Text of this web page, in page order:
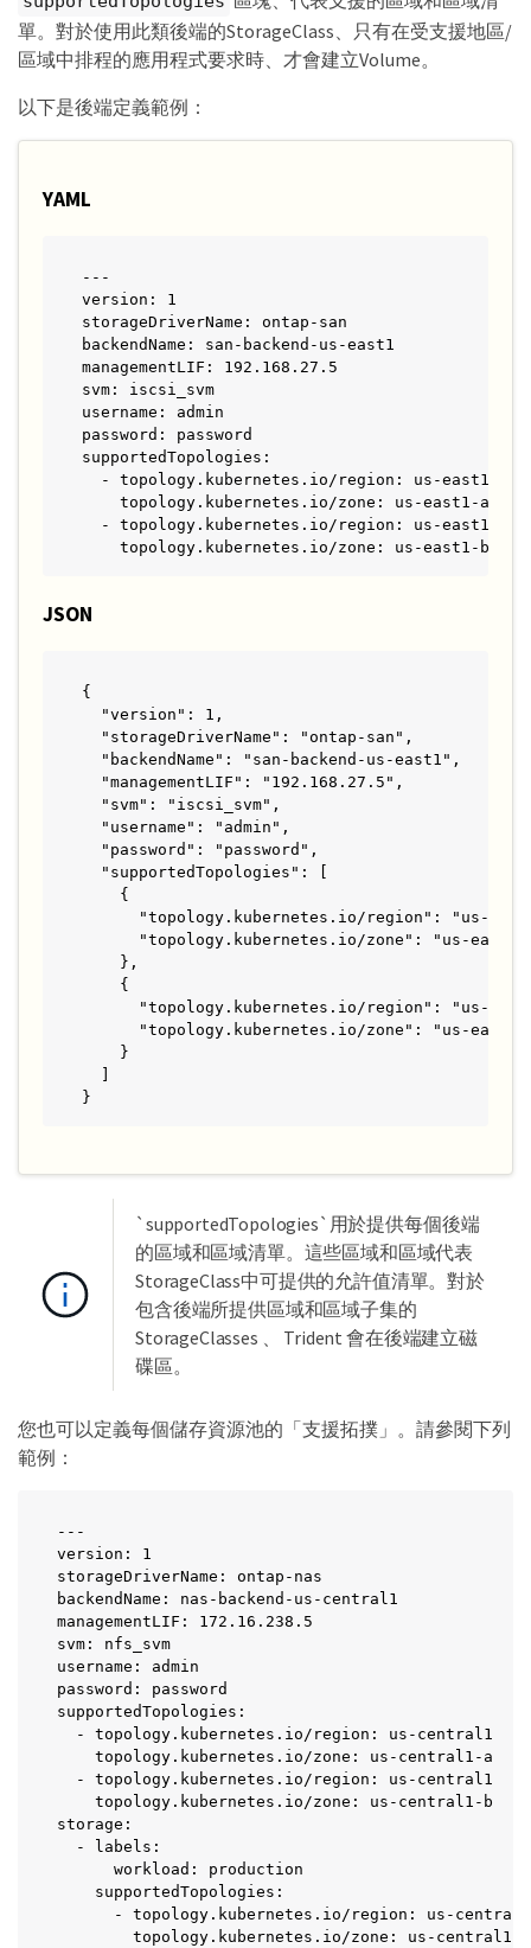
單。對於使用此類後端的StorageClass、只有在受支援地區/
區域中排程的應用程式要求時、才會建立Volume。
以下是後端定義範例：
YAML
---
version: 1
storageDriverName: ontap-san
backendName: san-backend-us-east1
managementLIF: 192.168.27.5
svm: iscsi_svm
username: admin
password: password
supportedTopologies:
  - topology.kubernetes.io/region: us-east1
    topology.kubernetes.io/zone: us-east1-a
  - topology.kubernetes.io/region: us-east1
    topology.kubernetes.io/zone: us-east1-b
JSON
{
  "version": 1,
  "storageDriverName": "ontap-san",
  "backendName": "san-backend-us-east1",
  "managementLIF": "192.168.27.5",
  "svm": "iscsi_svm",
  "username": "admin",
  "password": "password",
  "supportedTopologies": [
    {
"topology.kubernetes.io/region": "us-
"topology.kubernetes.io/zone": "us-east1-
    },
    {
"topology.kubernetes.io/region": "us-
"topology.kubernetes.io/zone": "us-east1-
    }
  ]
}
`supportedTopologies`用於提供每個後端
的區域和區域清單。這些區域和區域代表
StorageClass中可提供的允許值清單。對於
包含後端所提供區域和區域子集的
StorageClasses 、 Trident 會在後端建立磁
碟區。
您也可以定義每個儲存資源池的「支援拓撲」。請參閱下列
範例：
---
version: 1
storageDriverName: ontap-nas
backendName: nas-backend-us-central1
managementLIF: 172.16.238.5
svm: nfs_svm
username: admin
password: password
supportedTopologies:
  - topology.kubernetes.io/region: us-central1
    topology.kubernetes.io/zone: us-central1-a
  - topology.kubernetes.io/region: us-central1
    topology.kubernetes.io/zone: us-central1-b
storage:
  - labels:
      workload: production
    supportedTopologies:
      - topology.kubernetes.io/region: us-central1
        topology.kubernetes.io/zone: us-central1-a